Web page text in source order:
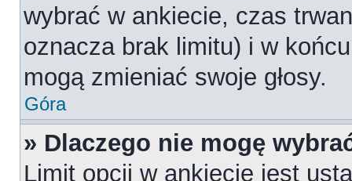
wybrać w ankiecie, czas
oznacza brak limitu) i w
mogą zmieniać swoje głosy.
Góra
» Dlaczego nie mogę
Limit opcji w ankiecie jest